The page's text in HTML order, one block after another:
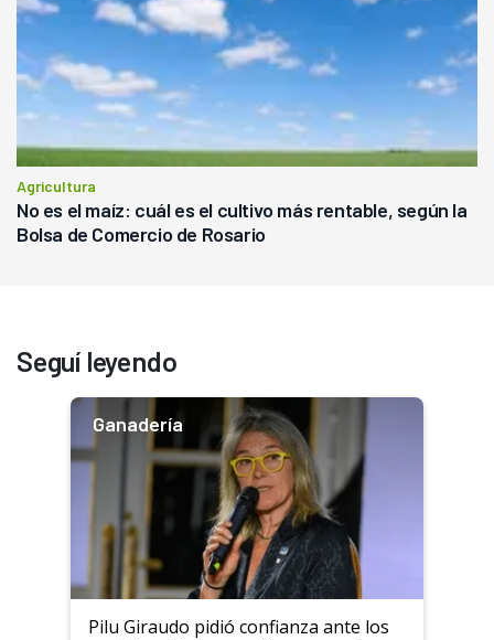
Agricultura
No es el maíz: cuál es el cultivo más rentable, según la
Bolsa de Comercio de Rosario
Seguí leyendo
Ganadería
Pilu Giraudo pidió confianza ante los